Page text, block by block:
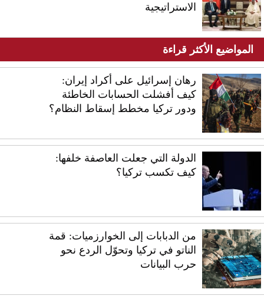
الاستراتيجية
المواضيع الأكثر قراءة
رهان إسرائيل على أكراد إيران:
كيف أفشلت الحسابات الخاطئة
ودور تركيا مخطط إسقاط النظام؟
الدولة التي جعلت العاصفة خلفها:
كيف تكسب تركيا؟
من الدبابات إلى الخوارزميات: قمة
الناتو في تركيا وتحوّل الردع نحو
حرب البيانات